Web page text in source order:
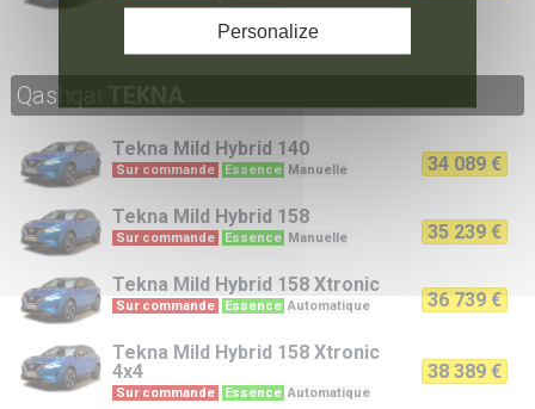
Qashqai
Tekna Mild Hybrid 140
Sur commande Essence Manuelle 34 089 €
Tekna Mild Hybrid 158
Sur commande Essence Manuelle 35 239 €
Tekna Mild Hybrid 158 Xtronic
Sur commande Essence Automatique 36 739 €
Tekna Mild Hybrid 158 Xtronic
4x4
Sur commande Essence Automatique
38 389 €
Personalize